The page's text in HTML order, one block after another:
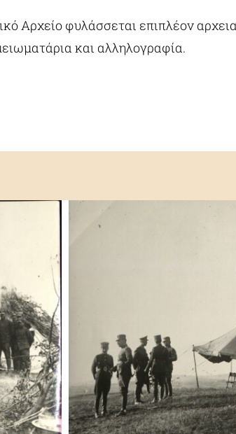
Αρχείο φυλάσσεται επιπλέον
και αλληλογραφία.